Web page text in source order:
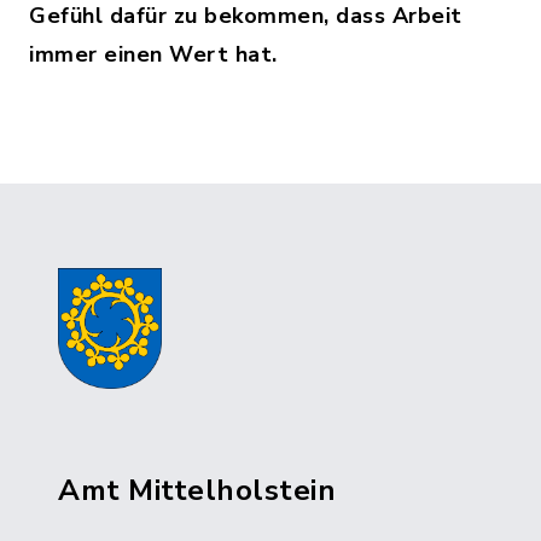
Gefühl dafür zu bekommen, dass Arbeit
immer einen Wert hat.
Amt Mittelholstein